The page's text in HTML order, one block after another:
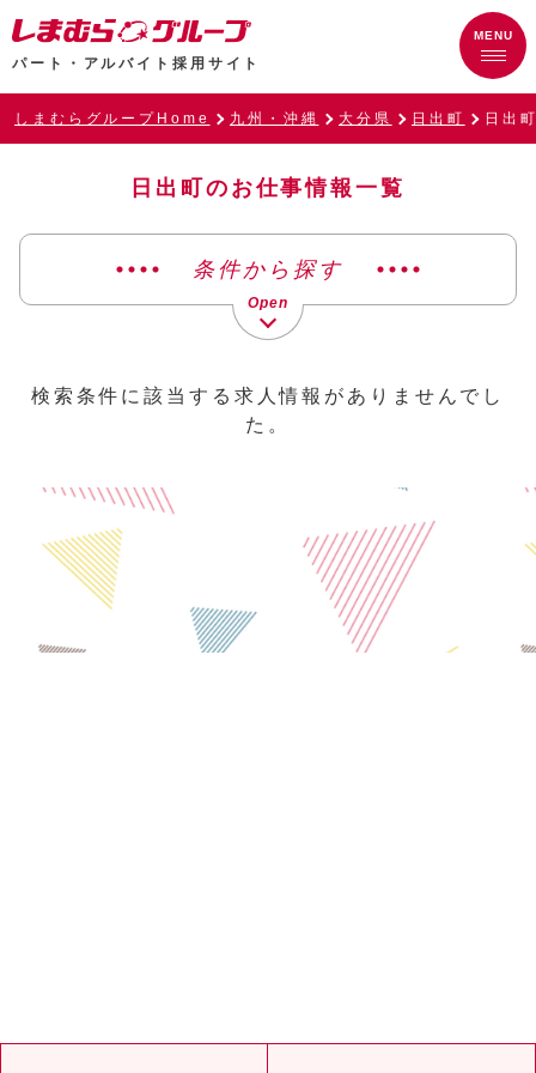
パート・アルバイト採用サイト
しまむらグループHome 九州・沖縄 大分県 日出町 日出
日出町のお仕事情報一覧
条件から探す
検索条件に該当する求人情報がありませんでし
た。